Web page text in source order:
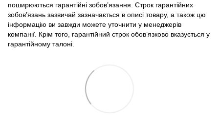
поширюються гарантійні зобов’язання. Строк гарантійних
зобов’язань зазвичай зазначається в описі товару, а також цю
інформацію ви завжди можете уточнити у менеджерів
компанії. Крім того, гарантійний строк обов’язково вказується у
гарантійному талоні.